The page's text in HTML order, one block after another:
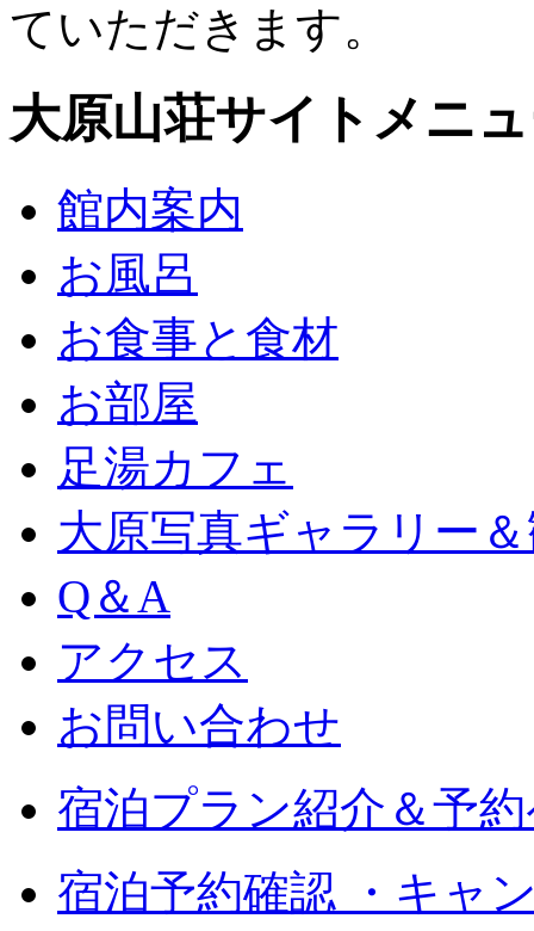
ていただきます。
大原山荘サイトメニ
館内案内
お風呂
お食事と食材
お部屋
足湯カフェ
大原写真ギャラリー
Q＆A
アクセス
お問い合わせ
宿泊プラン紹介＆予
宿泊予約確認 ・キャ